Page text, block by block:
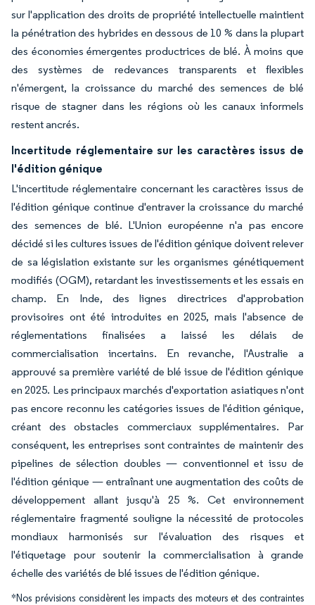
sur l'application des droits de propriété intellectuelle maintient
la pénétration des hybrides en dessous de 10 % dans la plupart
des économies émergentes productrices de blé. À moins que
des systèmes de redevances transparents et flexibles
n'émergent, la croissance du marché des semences de blé
risque de stagner dans les régions où les canaux informels
restent ancrés.
Incertitude réglementaire sur les caractères issus de
l'édition génique
L'incertitude réglementaire concernant les caractères issus de
l'édition génique continue d'entraver la croissance du marché
des semences de blé. L'Union européenne n'a pas encore
décidé si les cultures issues de l'édition génique doivent relever
de sa législation existante sur les organismes génétiquement
modifiés (OGM), retardant les investissements et les essais en
champ. En Inde, des lignes directrices d'approbation
provisoires ont été introduites en 2025, mais l'absence de
réglementations finalisées a laissé les délais de
commercialisation incertains. En revanche, l'Australie a
approuvé sa première variété de blé issue de l'édition génique
en 2025. Les principaux marchés d'exportation asiatiques n'ont
pas encore reconnu les catégories issues de l'édition génique,
créant des obstacles commerciaux supplémentaires. Par
conséquent, les entreprises sont contraintes de maintenir des
pipelines de sélection doubles — conventionnel et issu de
l'édition génique — entraînant une augmentation des coûts de
développement allant jusqu'à 25 %. Cet environnement
réglementaire fragmenté souligne la nécessité de protocoles
mondiaux harmonisés sur l'évaluation des risques et
l'étiquetage pour soutenir la commercialisation à grande
échelle des variétés de blé issues de l'édition génique.
*Nos prévisions considèrent les impacts des moteurs et des contraintes